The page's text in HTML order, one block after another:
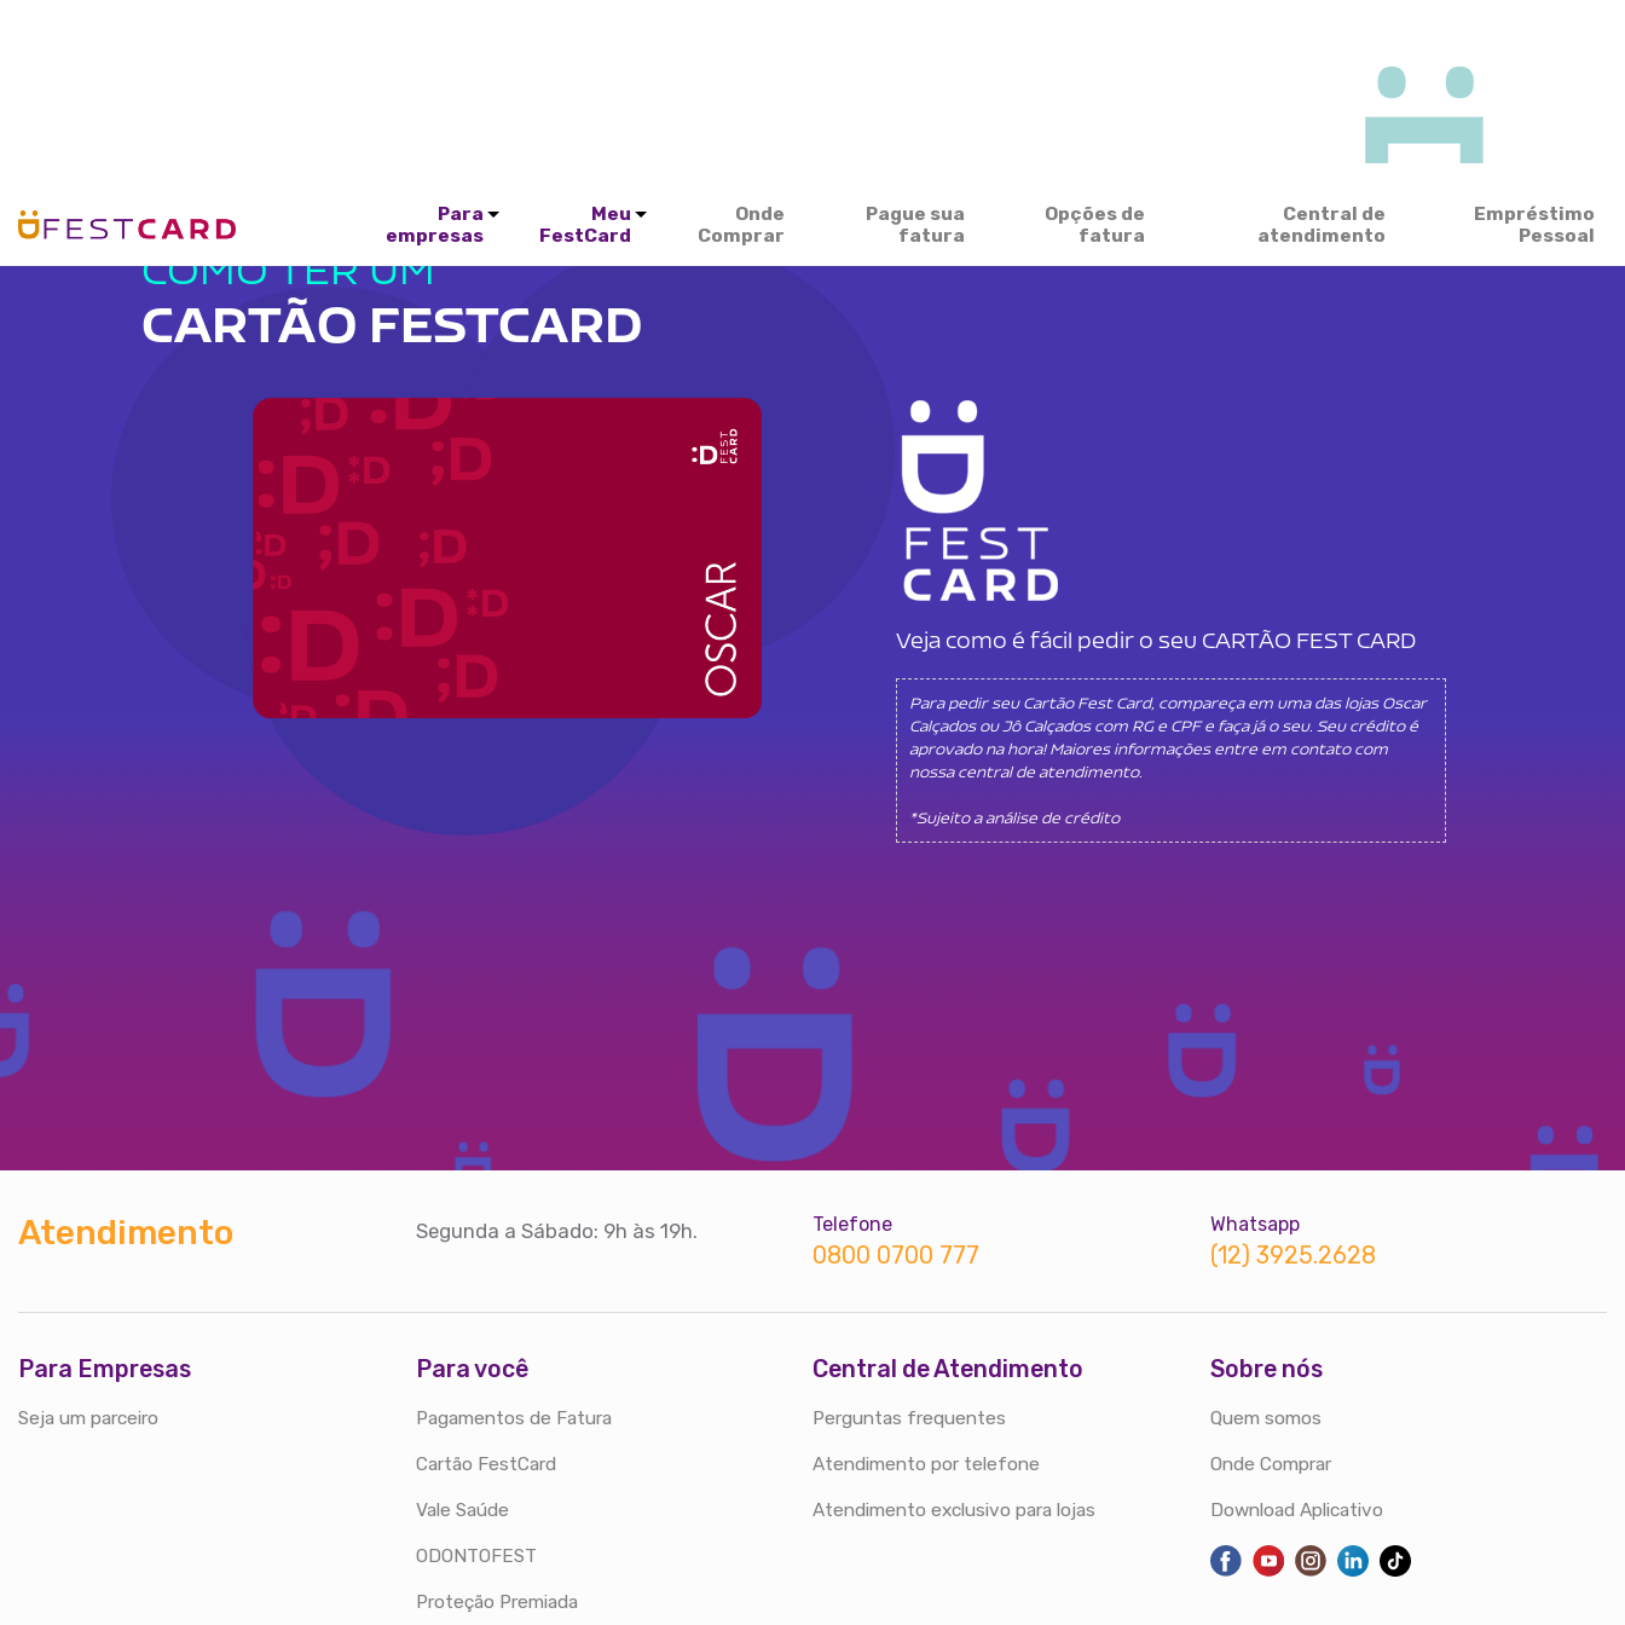
Para
empresas
Meu
FestCard
Onde
Comprar
Pague sua
fatura
Opções de
fatura
Central de
atendimento
Empréstimo
Pessoal
COMO TER UM
CARTÃO FESTCARD
Veja como é fácil pedir o seu CARTÃO FEST CARD
Para pedir seu Cartão Fest Card, compareça em uma das lojas Oscar
Calçados ou Jô Calçados com RG e CPF e faça já o seu. Seu crédito é
aprovado na hora! Maiores informações entre em contato com
nossa central de atendimento.
*Sujeito a análise de crédito
Atendimento Segunda a Sábado: 9h às 19h. Telefone
0800 0700 777
Whatsapp
(12) 3925.2628
Para Empresas
Seja um parceiro
Para você
Pagamentos de Fatura
Cartão FestCard
Vale Saúde
ODONTOFEST
Proteção Premiada
Central de Atendimento
Perguntas frequentes
Atendimento por telefone
Atendimento exclusivo para lojas
Sobre nós
Quem somos
Onde Comprar
Download Aplicativo